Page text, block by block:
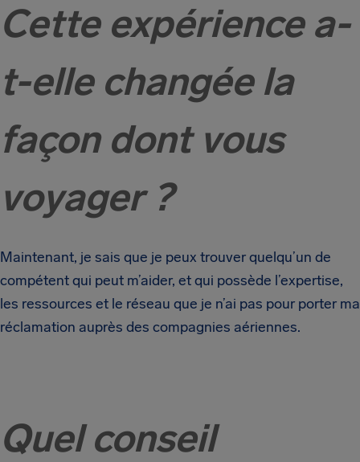
Cette expérience a-
t-elle changée la
façon dont vous
voyager ?
Maintenant, je sais que je peux trouver quelqu’un de
compétent qui peut m’aider, et qui possède l’expertise,
les ressources et le réseau que je n’ai pas pour porter ma
réclamation auprès des compagnies aériennes.
Quel conseil